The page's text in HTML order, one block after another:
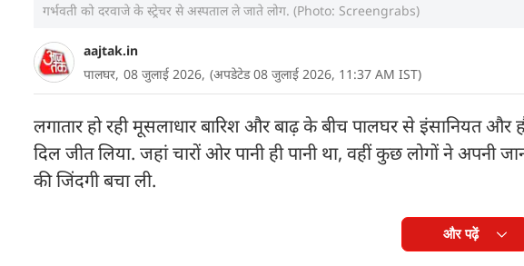
गर्भवती को दरवाजे के स्ट्रेचर से अस्पताल ले जाते लोग. (Photo: Screengrabs)
aajtak.in
पालघर, 08 जुलाई 2026, (अपडेटेड 08 जुलाई 2026, 11:37 AM IST)
लगातार हो रही मूसलाधार बारिश और बाढ़ के बीच पालघर से इंसानियत
दिल जीत लिया. जहां चारों ओर पानी ही पानी था, वहीं कुछ लोगों ने
की जिंदगी बचा ली.
और पढ़ें